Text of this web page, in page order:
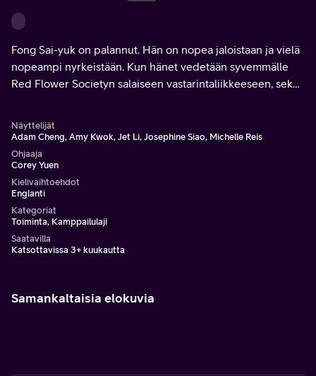
Fong Sai-yuk on palannut. Hän on nopea jaloistaan ja vielä
nopeampi nyrkeistään. Kun hänet vedetään syvemmälle
Red Flower Societyn salaiseen vastarintaliikkeeseen, sekä
Näyttelijät
Adam Cheng, Amy Kwok, Jet Li, Josephine Siao, Michelle Reis
Ohjaaja
Corey Yuen
Kielivaihtoehdot
Englanti
Kategoriat
Toiminta, Kamppailulaji
Saatavilla
Katsottavissa 3+ kuukautta
Samankaltaisia elokuvia